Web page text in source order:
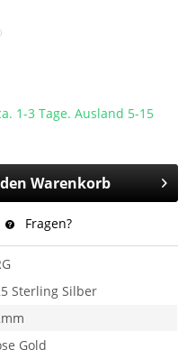
1-3 Tage. Ausland 5-15
Warenkorb
Fragen?
Sterling Silber
Gold